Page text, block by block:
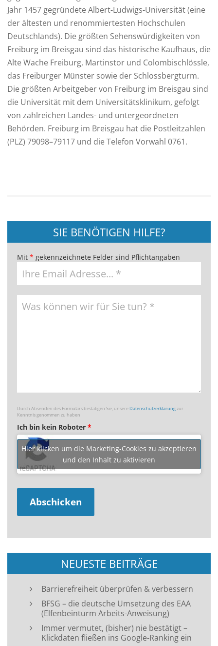
Jahr 1457 gegründete Albert-Ludwigs-Universität (eine
der ältesten und renommiertesten Hochschulen
Deutschlands). Die größten Sehenswürdigkeiten von
Freiburg im Breisgau sind das historische Kaufhaus, die
Alte Wache Freiburg, Martinstor und Colombischlössle,
das Freiburger Münster sowie der Schlossbergturm.
Die größten Arbeitgeber von Freiburg im Breisgau sind
die Universität mit dem Universitätsklinikum, gefolgt
von zahlreichen Landes- und untergeordneten
Behörden. Freiburg im Breisgau hat die Postleitzahlen
(PLZ) 79098–79117 und die Telefon Vorwahl 0761.
SIE BENÖTIGEN HILFE?
Mit * gekennzeichnete Felder sind Pflichtangaben
Durch Absenden des Formulars bestätigen Sie, unsereDatenschutzerklärungzur
Kenntnis genommen zu haben
Ich bin kein Roboter *
Hier klicken um die Marketing-Cookies zu akzeptieren
und den Inhalt zu aktivieren
NEUESTE BEITRÄGE
Barrierefreiheit überprüfen & verbessern
BFSG – die deutsche Umsetzung des EAA
(Elfenbeinturm Arbeits-Anweisung)
Immer vermutet, (bisher) nie bestätigt –
Klickdaten fließen ins Google-Ranking ein